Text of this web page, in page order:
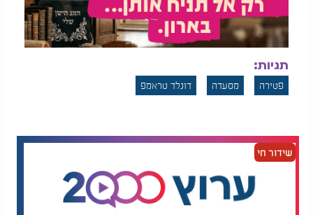
תגיות:
פטירה מסעדה דונלד טראמפ
שידור חי